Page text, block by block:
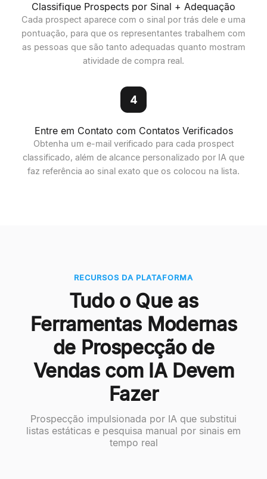
Classifique Prospects por Sinal + Adequação
Cada prospect aparece com o sinal por trás dele e uma
pontuação, para que os representantes trabalhem com
as pessoas que são tanto adequadas quanto mostram
atividade de compra real.
4
Entre em Contato com Contatos Verificados
Obtenha um e-mail verificado para cada prospect
classificado, além de alcance personalizado por IA que
faz referência ao sinal exato que os colocou na lista.
RECURSOS DA PLATAFORMA
Tudo o Que as
Ferramentas Modernas
de Prospecção de
Vendas com IA Devem
Fazer
Prospecção impulsionada por IA que substitui
listas estáticas e pesquisa manual por sinais em
tempo real